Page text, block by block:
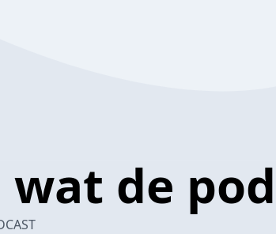
wat de